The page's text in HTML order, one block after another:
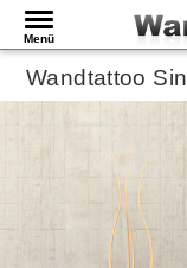
Menü
Wandtattoo